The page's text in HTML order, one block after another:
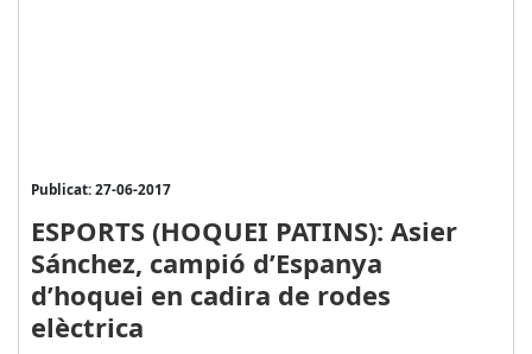
Publicat: 27-06-2017
ESPORTS (HOQUEI PATINS): Asier
Sánchez, campió d’Espanya
d’hoquei en cadira de rodes
elèctrica